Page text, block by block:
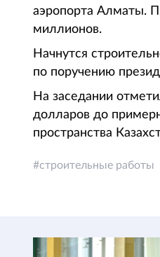
аэропорта Алматы.
миллионов.
Начнутся
по поручению
На заседании
долларов до
пространства
строительные работы